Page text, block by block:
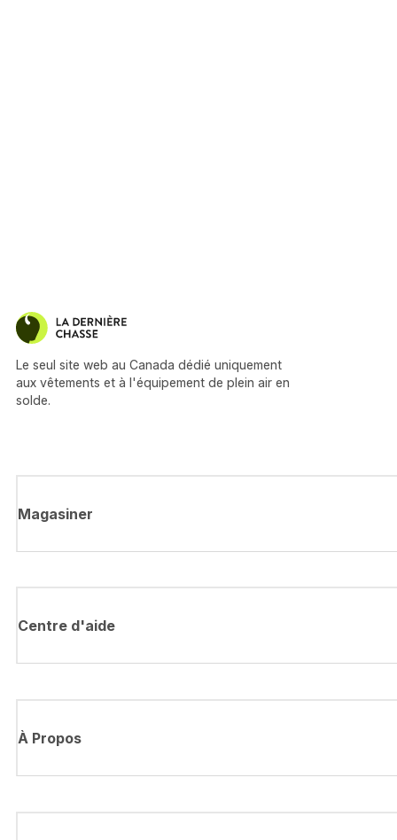
Le seul site web au Canada dédié uniquement
aux vêtements et à l'équipement de plein air en
solde.
Magasiner
Centre d'aide
À Propos